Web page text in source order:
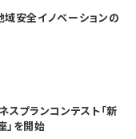
安全イノベーションの
スプランコンテスト「新
」を開始